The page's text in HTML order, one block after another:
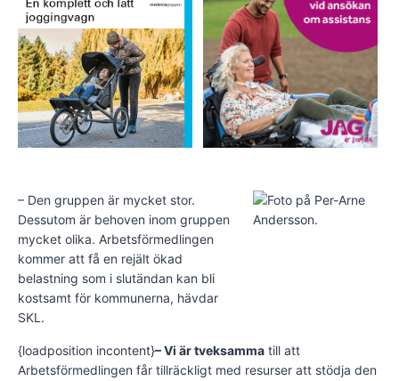
– Den gruppen är mycket stor.
Dessutom är behoven inom gruppen
mycket olika. Arbetsförmedlingen
kommer att få en rejält ökad
belastning som i slutändan kan bli
kostsamt för kommunerna, hävdar
SKL.
{loadposition incontent}– Vi är tveksamma till att
Arbetsförmedlingen får tillräckligt med resurser att stödja den